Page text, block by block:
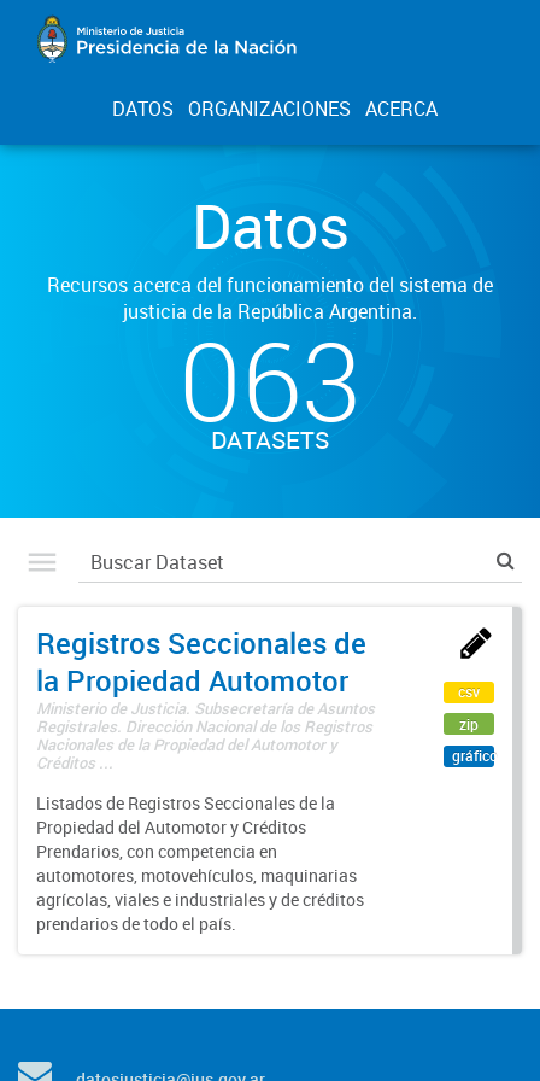
DATOS ORGANIZACIONES ACERCA
Datos
Recursos acerca del funcionamiento del sistema de
justicia de la República Argentina.
063
DATASETS
Registros Seccionales de
la Propiedad Automotor
Ministerio de Justicia. Subsecretaría de Asuntos
Registrales. Dirección Nacional de los Registros
Nacionales de la Propiedad del Automotor y
Créditos ...
Listados de Registros Seccionales de la
Propiedad del Automotor y Créditos
Prendarios, con competencia en
automotores, motovehículos, maquinarias
agrícolas, viales e industriales y de créditos
prendarios de todo el país.
csv
zip
gráfico